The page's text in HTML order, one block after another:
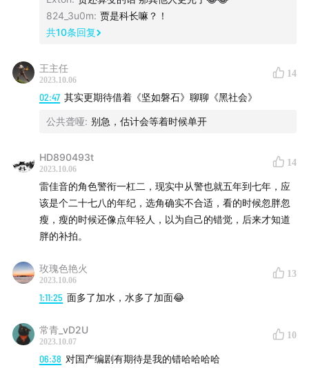
824_3u0m: 贾是科长嘛？！
共10条回复
王主任
2023.10.06
14
02:47 其实更期待借着《坚如磐石》聊聊《黑社会》
公共聋哑: 别急，估计会等着时候单开
HD890493t
2023.10.06
14
雷佳音的角色警衔一杠二，现实中从警也就五年到七年，应
该是个二十七八的年纪，选角确实不合适，看的时候忽胖忽
瘦，瘦的时候还像点年轻人，以为自己的错觉，后来才知道
胖的补拍。
玫瑰色艳火
2023.10.06
13
1:11:25 面多了加水，水多了加面😂
常青_vD2U
2023.10.07
10
06:38 对国产编剧有期待是我的错哈哈哈哈